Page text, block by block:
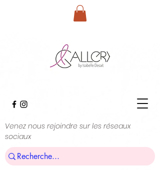
Venez nous rejoindre sur les réseaux
sociaux